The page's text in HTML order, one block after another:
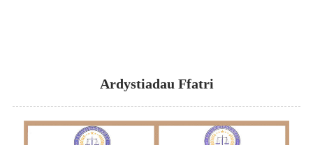
Ardystiadau Ffatri